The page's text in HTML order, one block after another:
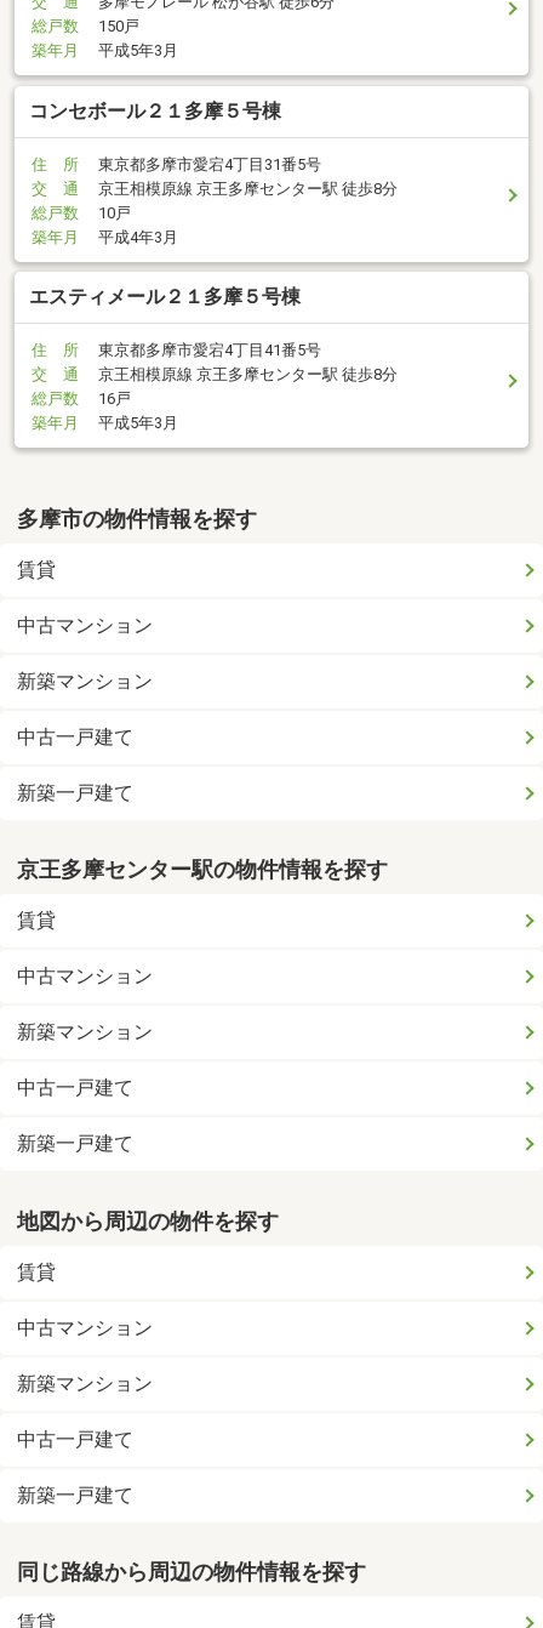
総戸数
150戸
築年月
平成5年3月
コンセボール２１多摩５号棟
住 所
東京都多摩市愛宕4丁目31番5号
交 通
京王相模原線 京王多摩センター駅 徒歩8分
総戸数
10戸
築年月
平成4年3月
エスティメール２１多摩５号棟
住 所
東京都多摩市愛宕4丁目41番5号
交 通
京王相模原線 京王多摩センター駅 徒歩8分
総戸数
16戸
築年月
平成5年3月
多摩市の物件情報を探す
賃貸
中古マンション
新築マンション
中古一戸建て
新築一戸建て
京王多摩センター駅の物件情報を探す
賃貸
中古マンション
新築マンション
中古一戸建て
新築一戸建て
地図から周辺の物件を探す
賃貸
中古マンション
新築マンション
中古一戸建て
新築一戸建て
同じ路線から周辺の物件情報を探す
賃貸